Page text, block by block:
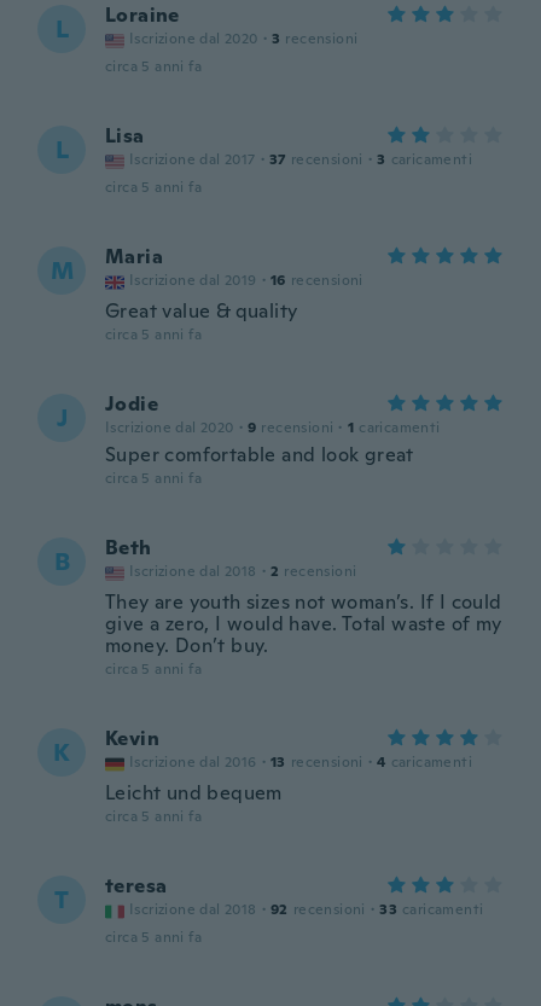
L Loraine
Iscrizione dal 2020 · 3 recensioni
circa 5 anni fa
L Lisa
Iscrizione dal 2017 · 37 recensioni · 3 caricamenti
circa 5 anni fa
M Maria
Iscrizione dal 2019 · 16 recensioni
Great value & quality
circa 5 anni fa
J Jodie
Iscrizione dal 2020 · 9 recensioni · 1 caricamenti
Super comfortable and look great
circa 5 anni fa
B Beth
Iscrizione dal 2018 · 2 recensioni
They are youth sizes not woman’s. If I could
give a zero, I would have. Total waste of my
money. Don’t buy.
circa 5 anni fa
K Kevin
Iscrizione dal 2016 · 13 recensioni · 4 caricamenti
Leicht und bequem
circa 5 anni fa
T teresa
Iscrizione dal 2018 · 92 recensioni · 33 caricamenti
circa 5 anni fa